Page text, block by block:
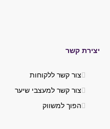
יצירת קשר
צור קשר ללקוחות
צור קשר למעצבי שיער
הפוך למשווק